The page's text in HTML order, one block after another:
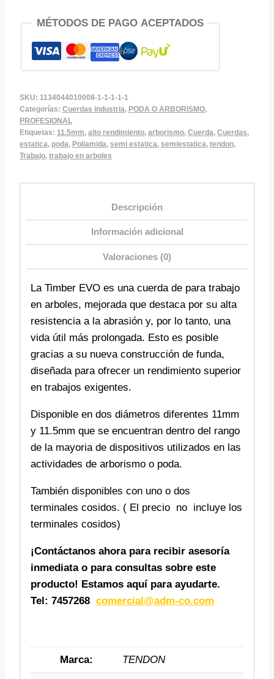
(ARBORISMO)
cantidad
MÉTODOS DE PAGO ACEPTADOS
SKU: 1134044010008-1-1-1-1-1
Categorías: Cuerdas industria, PODA O ARBORISMO,
PROFESIONAL
Etiquetas: 11.5mm, alto rendimiento, arborismo, Cuerda, Cuerdas,
estatica, poda, Poliamida, semi estatica, semiestatica, tendon,
Trabajo, trabajo en arboles
Descripción
Información adicional
Valoraciones (0)
La Timber EVO es una cuerda de para trabajo
en arboles, mejorada que destaca por su alta
resistencia a la abrasión y, por lo tanto, una
vida útil más prolongada. Esto es posible
gracias a su nueva construcción de funda,
diseñada para ofrecer un rendimiento superior
en trabajos exigentes.
Disponible en dos diámetros diferentes 11mm
y 11.5mm que se encuentran dentro del rango
de la mayoria de dispositivos utilizados en las
actividades de arborismo o poda.
También disponibles con uno o dos
terminales cosidos. ( El precio no incluye los
terminales cosidos)
¡Contáctanos ahora para recibir asesoría
inmediata o para consultas sobre este
producto! Estamos aquí para ayudarte.
Tel: 7457268 comercial@adm-co.com
Marca: TENDON